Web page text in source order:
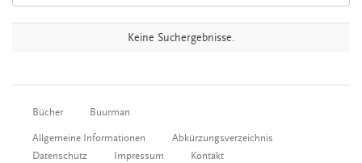
Keine Suchergebnisse.
Bücher Buurman
Allgemeine Informationen
Abkürzungsverzeichnis
Datenschutz
Impressum Kontakt